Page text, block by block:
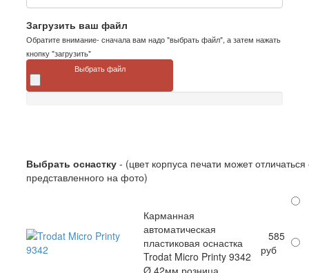
Загрузить ваш файл
Обратите внимание- сначала вам надо "выбрать файл", а затем нажать
кнопку "загрузить"
Выбрать файл
Выбрать оснастку- (цвет корпуса печати может отличаться
представленного на фото)
Карманная
автоматическая
пластиковая оснастка
Trodat Micro Printy 9342
Ø 42мм розница
585
руб